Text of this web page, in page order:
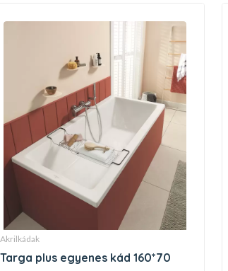
akrilkádak
targa plus egyenes kád 160*70